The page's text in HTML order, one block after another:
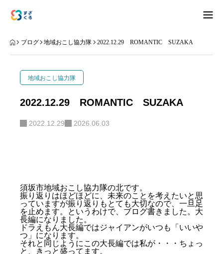
アバウト
拠点紹介 移住相談 お問合せ
プライバシーポリシー
ブログ 地域おこし協力隊 2022.12.29 ROMANTIC SUZAKA
地域おこし協力隊
2022.12.29 ROMANTIC SUZAKA
2022.12.29 2026.06.03
須坂市地域おこし協力隊の北です。
振り返りはほどほどに、未来のことを考えたいと思
っていますが振り返りもとても大切なので、一旦足
を止めます。というわけで、ブログ書きました。大
長編になりました。
ドラえもん大長編ではジャイアンがいつも「いいや
つ」になります。
それと同じようにこの大長編では私が・・・ちょっ
と、きっと盛ってます。